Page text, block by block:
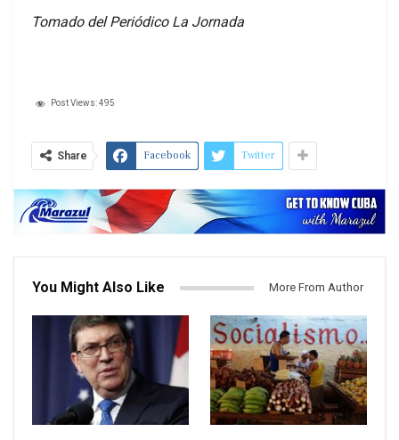
Tomado del Periódico La Jornada
Post Views:495
Share Facebook Twitter
You Might Also Like More From Author